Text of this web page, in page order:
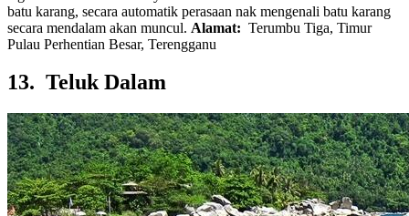
batu karang, secara automatik perasaan nak mengenali batu karang
secara mendalam akan muncul. Alamat: Terumbu Tiga, Timur
Pulau Perhentian Besar, Terengganu
13. Teluk Dalam